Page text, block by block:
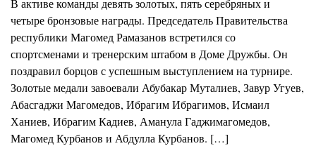
В активе команды девять золотых, пять серебряных и
четыре бронзовые награды. Председатель Правительства
республики Магомед Рамазанов встретился со
спортсменами и тренерским штабом в Доме Дружбы. Он
поздравил борцов с успешным выступлением на турнире.
Золотые медали завоевали Абубакар Муталиев, Завур Угуев,
Абасгаджи Магомедов, Ибрагим Ибрагимов, Исмаил
Ханиев, Ибрагим Кадиев, Аманула Гаджимагомедов,
Магомед Курбанов и Абдулла Курбанов. […]